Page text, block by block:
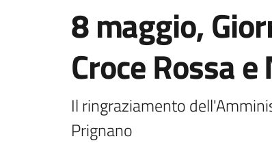
8 maggio,
Croce Rossa
Il ringraziamento
Prignano